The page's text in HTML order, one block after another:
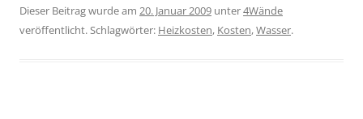
Dieser Beitrag wurde am 20. Januar 2009 unter4Wände
veröffentlicht. Schlagwörter: Heizkosten, Kosten,Wasser.